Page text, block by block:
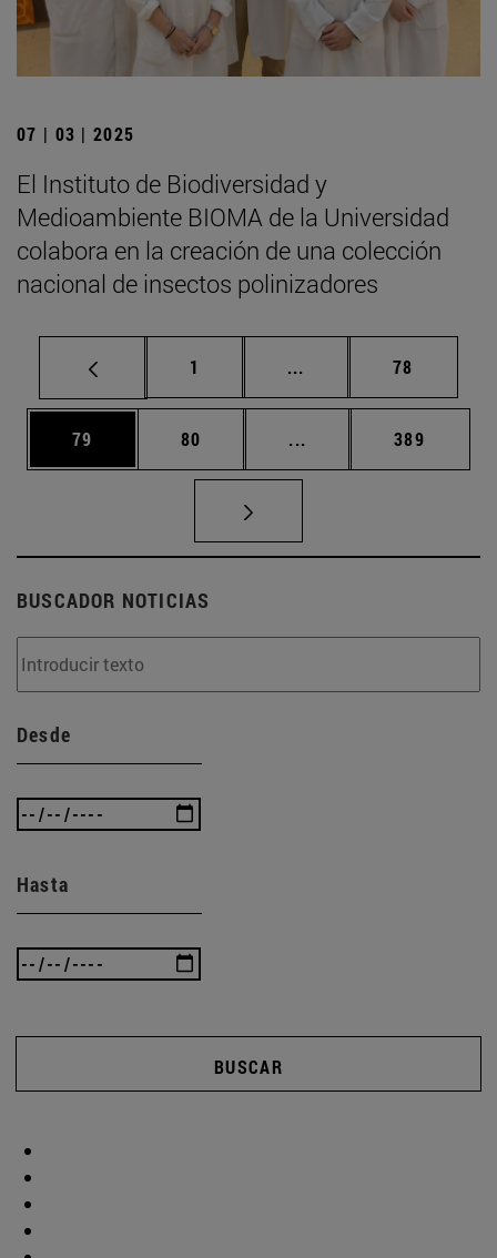
07 | 03 | 2025
El Instituto de Biodiversidad y
Medioambiente BIOMA de la Universidad
colabora en la creación de una colección
nacional de insectos polinizadores
Página
1 ... Páginas intermedias
Página
78
Página
79 Página
80 ... Páginas intermedias
Página
389
BUSCADOR NOTICIAS
Desde
Hasta
BUSCAR